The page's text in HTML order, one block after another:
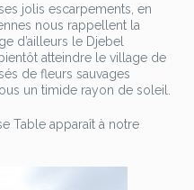
jolis escarpements, en
nous rappellent la
d’ailleurs le Djebel
atteindre le village de
de fleurs sauvages
un timide rayon de soleil.
Table apparaît à notre